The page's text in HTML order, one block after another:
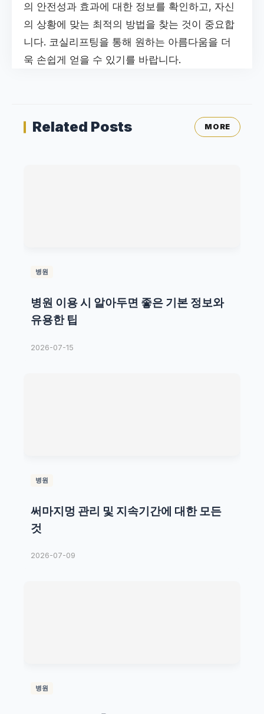
의 안전성과 효과에 대한 정보를 확인하고, 자신
의 상황에 맞는 최적의 방법을 찾는 것이 중요합
니다. 코실리프팅을 통해 원하는 아름다움을 더
욱 손쉽게 얻을 수 있기를 바랍니다.
Related Posts MORE
병원
병원 이용 시 알아두면 좋은 기본 정보와
유용한 팁
2026-07-15
병원
써마지멍 관리 및 지속기간에 대한 모든
것
2026-07-09
병원